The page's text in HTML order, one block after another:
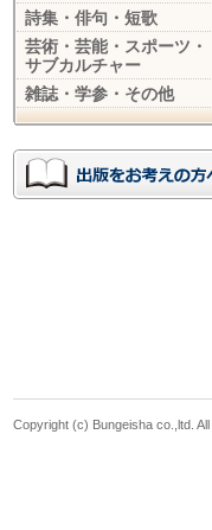
詩集・俳句・短歌
芸術・芸能・スポーツ・
サブカルチャー
雑誌・学参・その他
Copyright (c) Bungeisha co.,ltd.